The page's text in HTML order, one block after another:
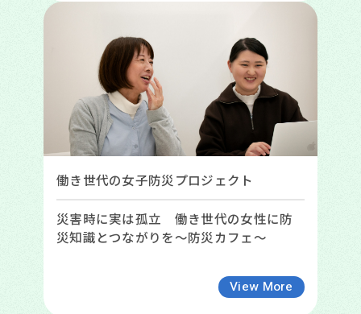
働き世代の女子防災プロジェクト
災害時に実は孤立 働き世代の女性に防
災知識とつながりを～防災カフェ～
View More